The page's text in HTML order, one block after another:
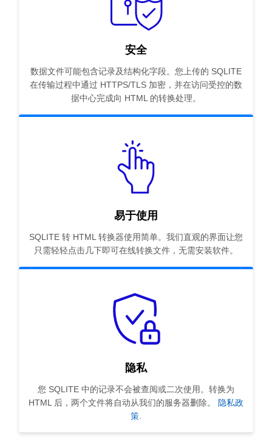
安全
数据文件可能包含记录及结构化字段。您上传的 SQLITE
在传输过程中通过 HTTPS/TLS 加密，并在访问受控的数
据中心完成向 HTML 的转换处理。
易于使用
SQLITE 转 HTML 转换器使用简单。我们直观的界面让您
只需轻轻点击几下即可在线转换文件，无需安装软件。
隐私
您 SQLITE 中的记录不会被查阅或二次使用。转换为
HTML 后，两个文件将自动从我们的服务器删除。
隐私政
策.